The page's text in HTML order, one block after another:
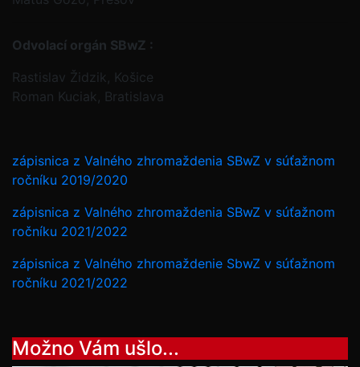
Odvolací orgán SBwZ :
Rastislav Židzik, Košice
Roman Kuciak, Bratislava
zápisnica z Valného zhromaždenia SBwZ v súťažnom
ročníku 2019/2020
zápisnica z Valného zhromaždenia SBwZ v súťažnom
ročníku 2021/2022
zápisnica z Valného zhromaždenie SbwZ v súťažnom
ročníku 2021/2022
Možno Vám ušlo...